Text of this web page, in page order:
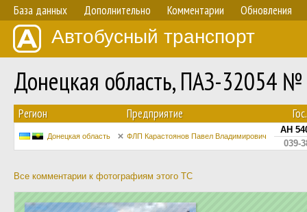
База данных Дополнительно Комментарии Обновления
Автобусный транспорт
Донецкая область, ПАЗ-32054
Регион Предприятие
Донецкая область ФЛП Карастоянов Павел Владимирович
AH
039-
Все комментарии к фотографиям этого ТС